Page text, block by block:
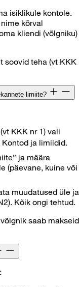
isiklikule kontole.
kõrval
kliendi (võlgniku)
soovid teha (vt KKK
limiite?
KKK nr 1) vali
ja limiidid.
ja määra
(päevane, kuine või
muudatused üle ja
Kõik ongi tehtud.
saab makseid